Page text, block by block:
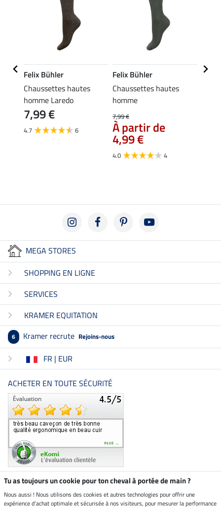
Felix Bühler
Chaussettes hautes
homme Laredo
7,99 €
4.7 6
Felix Bühler
Chaussettes hautes
homme
7,99 €
À partir de
4,99 €
4.0 4
Felix
MEGA STORES
SHOPPING EN LIGNE
SERVICES
KRAMER EQUITATION
6 Kramer recrute Rejoins-nous
FR | EUR
ACHETER EN TOUTE SÉCURITÉ
Boutique climatiquement
Tu as toujours un cookie pour ton cheval à portée de main ?
Nous aussi ! Nous utilisons des cookies et autres technologies pour offrir une
expérience d'achat optimale et sécurisée à nos visiteurs, pour mesurer la performance